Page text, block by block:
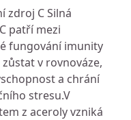
zdroj C Silná
patří mezi
fungování imunity
v rovnováze,
a chrání
stresu.V
z aceroly vzniká